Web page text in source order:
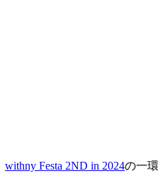
withny Festa 2ND in 2024の一